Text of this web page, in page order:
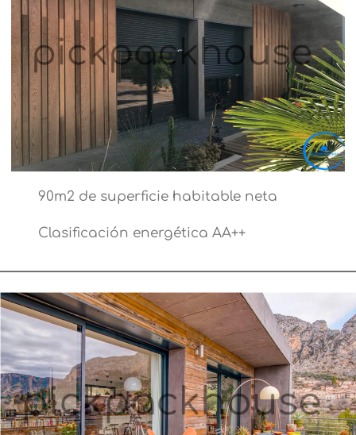
90m2 de superficie habitable neta
Clasificación energética AA++